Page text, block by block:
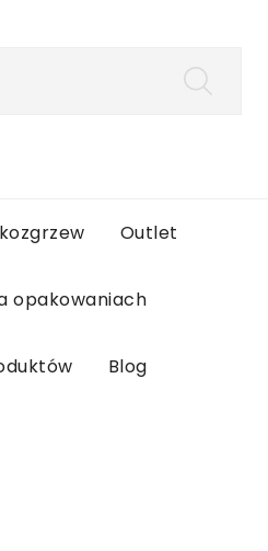
Outlet
opakowaniach
Blog
liście ulubionych, musisz
Zaloguj się